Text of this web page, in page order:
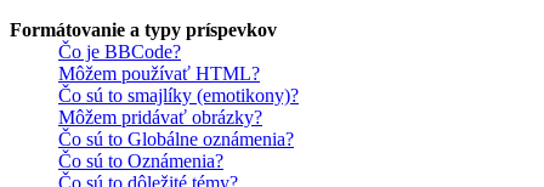
Formátovanie a typy príspevkov
Čo je BBCode?
Môžem používať HTML?
Čo sú to smajlíky (emotikony)?
Môžem pridávať obrázky?
Čo sú to Globálne oznámenia?
Čo sú to Oznámenia?
Čo sú to dôležité témy?